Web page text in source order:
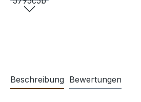
Beschreibung Bewertungen